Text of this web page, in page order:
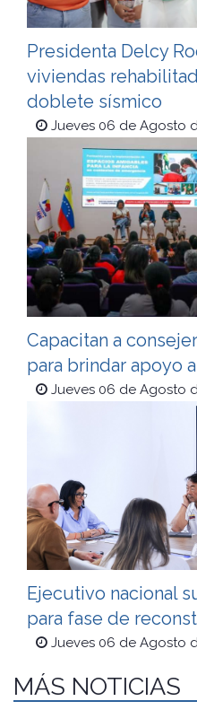
Presidenta Delcy
viviendas
doblete sísmico
Jueves 06 de Agosto
Capacitan a
para brindar apoyo
Jueves 06 de Agosto
Ejecutivo nacional
para fase de
Jueves 06 de Agosto
MÁS NOTICIAS